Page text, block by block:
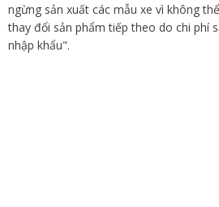
ngừng sản xuất các mẫu xe vì không
thay đổi sản phẩm tiếp theo do chi phí
nhập khẩu".